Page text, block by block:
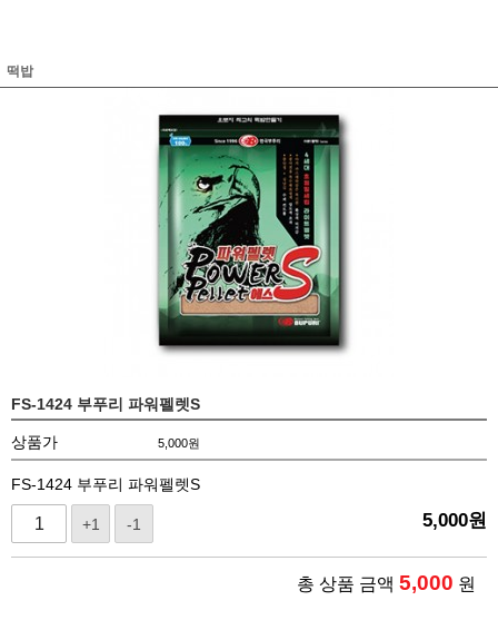
떡밥
FS-1424 부푸리 파워펠렛S
상품가 5,000원
FS-1424 부푸리 파워펠렛S
+1 -1 5,000원
총 상품 금액 5,000 원